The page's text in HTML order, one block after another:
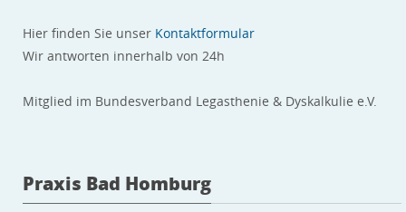
Hier finden Sie unser Kontaktformular
Wir antworten innerhalb von 24h
Mitglied im Bundesverband Legasthenie & Dyskalkulie e.V.
Praxis Bad Homburg